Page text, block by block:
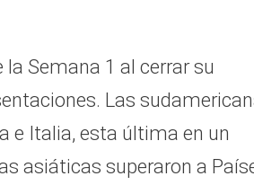
Semana 1 al cerrar su
Las
e Italia, esta última en un
asiáticas superaron a